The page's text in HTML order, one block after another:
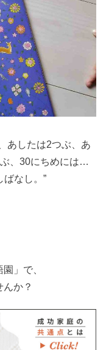
あしたは2つぶ、あ
、30にちめには…
なし。”
」で、
か？